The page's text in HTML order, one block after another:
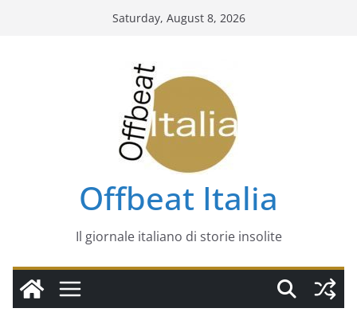
Saturday, August 8, 2026
Offbeat Italia
Il giornale italiano di storie insolite